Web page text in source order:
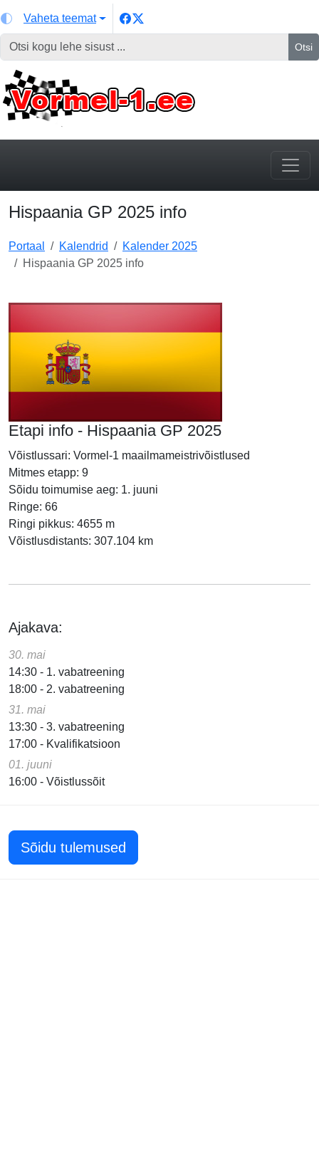
Vaheta teemat
Otsi
Hispaania GP 2025 info
Portaal Kalendrid
Kalender 2025
Hispaania GP 2025 info
Etapi info - Hispaania GP 2025
Võistlussari: Vormel-1 maailmameistrivõistlused
Mitmes etapp: 9
Sõidu toimumise aeg: 1. juuni
Ringe: 66
Ringi pikkus: 4655 m
Võistlusdistants: 307.104 km
Ajakava:
30. mai
14:30 - 1. vabatreening
18:00 - 2. vabatreening
31. mai
13:30 - 3. vabatreening
17:00 - Kvalifikatsioon
01. juuni
16:00 - Võistlussõit
Sõidu tulemused